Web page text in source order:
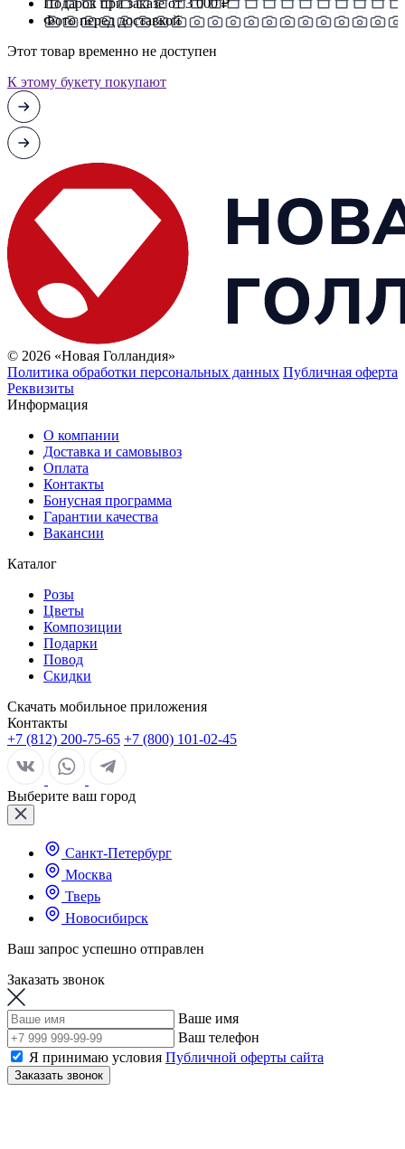
Фото перед доставкой
Этот товар временно не доступен
К этому букету покупают
© 2026 «Новая Голландия»
Политика обработки персональных данных Публичная оферта
Реквизиты
Информация
О компании
Доставка и самовывоз
Оплата
Контакты
Бонусная программа
Гарантии качества
Вакансии
Каталог
Розы
Цветы
Композиции
Подарки
Повод
Скидки
Скачать мобильное приложения
Контакты
+7 (812) 200-75-65 +7 (800) 101-02-45
Выберите ваш город
Санкт-Петербург
Москва
Тверь
Новосибирск
Ваш запрос успешно отправлен
Заказать звонок
Ваше имя
Ваш телефон
Я принимаю условия Публичной оферты сайта
Заказать звонок